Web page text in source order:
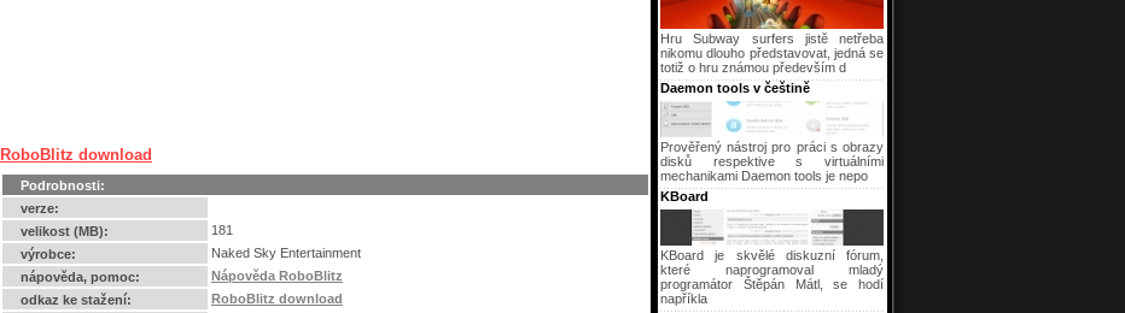
RoboBlitz download
Podrobnosti:
verze:
velikost (MB):
181
výrobce:
Naked Sky Entertainment
nápověda, pomoc:
Nápověda RoboBlitz
odkaz ke stažení:
RoboBlitz download
Hru Subway surfers jistě netřeba
nikomu dlouho představovat, jedná se
totiž o hru známou především d
Daemon tools v češtině
Prověřený nástroj pro práci s obrazy
disků respektive s virtuálními
mechanikami Daemon tools je nepo
KBoard
KBoard je skvělé diskuzní fórum,
které naprogramoval mladý
programátor Štěpán Mátl, se hodí
napříkla